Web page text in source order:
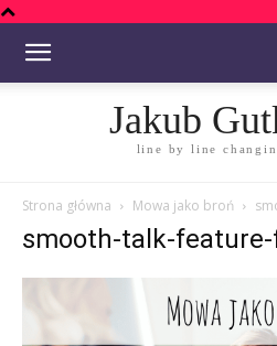
Jakub
line by line
Strona główna Mowa jako broń
smooth-talk-